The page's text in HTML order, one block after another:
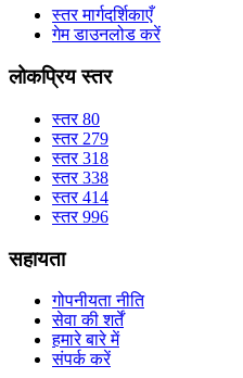
स्तर मार्गदर्शिकाएँ
गेम डाउनलोड करें
लोकप्रिय स्तर
स्तर 80
स्तर 279
स्तर 318
स्तर 338
स्तर 414
स्तर 996
सहायता
गोपनीयता नीति
सेवा की शर्तें
हमारे बारे में
संपर्क करें